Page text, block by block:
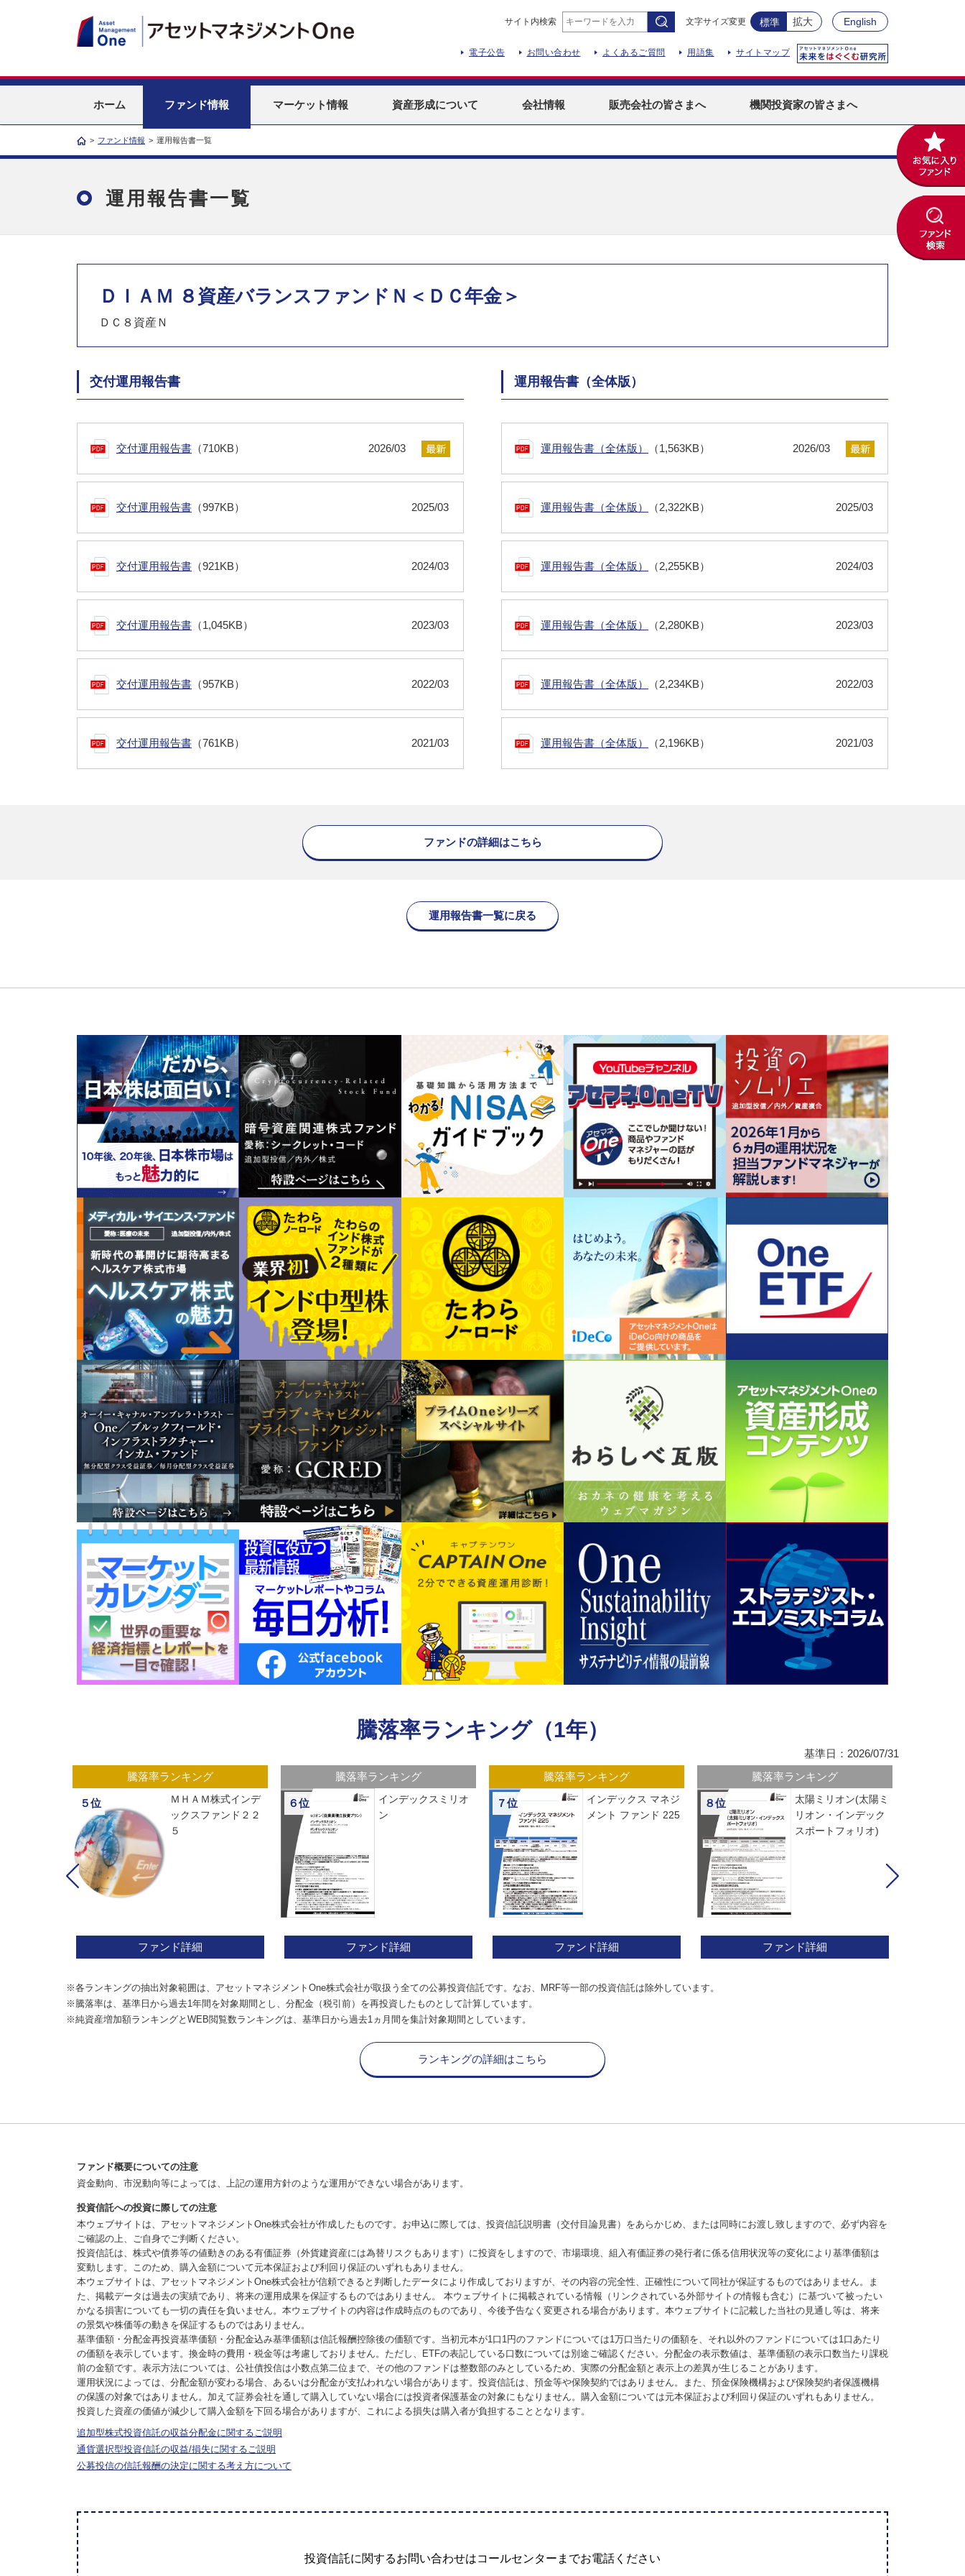
サイト内検索 文字サイズ変更 標準 拡大 English
電子公告 お問い合わせ よくあるご質問 用語集 サイトマップ
ホーム ファンド情報 マーケット情報 資産形成について 会社情報 販売会社の皆さまへ 機関投資家の皆さまへ
> ファンド情報 > 運用報告書一覧
運用報告書一覧
ＤＩＡＭ ８資産バランスファンドＮ＜ＤＣ年金＞
ＤＣ８資産Ｎ
交付運用報告書
交付運用報告書 （710KB） 2026/03
交付運用報告書 （997KB） 2025/03
交付運用報告書 （921KB） 2024/03
交付運用報告書 （1,045KB） 2023/03
交付運用報告書 （957KB） 2022/03
交付運用報告書 （761KB） 2021/03
運用報告書（全体版）
運用報告書（全体版） （1,563KB） 2026/03
運用報告書（全体版） （2,322KB） 2025/03
運用報告書（全体版） （2,255KB） 2024/03
運用報告書（全体版） （2,280KB） 2023/03
運用報告書（全体版） （2,234KB） 2022/03
運用報告書（全体版） （2,196KB） 2021/03
ファンドの詳細はこちら
運用報告書一覧に戻る
騰落率ランキング（1年）
基準日：2026/07/31
騰落率ランキング
５位
ＭＨＡＭ株式インデ
ックスファンド２２
５
ファンド詳細
騰落率ランキング
６位
インデックスミリオ
ン
ファンド詳細
騰落率ランキング
７位
インデックス マネジ
メント ファンド 225
ファンド詳細
騰落率ランキング
８位
太陽ミリオン(太陽ミ
リオン・インデック
スポートフォリオ)
ファンド詳細
※各ランキングの抽出対象範囲は、アセットマネジメントOne株式会社が取扱う全ての公募投資信託です。なお、MRF等一部の投資信託は除外しています。
※騰落率は、基準日から過去1年間を対象期間とし、分配金（税引前）を再投資したものとして計算しています。
※純資産増加額ランキングとWEB閲覧数ランキングは、基準日から過去1ヵ月間を集計対象期間としています。
ランキングの詳細はこちら
ファンド概要についての注意
資金動向、市況動向等によっては、上記の運用方針のような運用ができない場合があります。
投資信託への投資に際しての注意
本ウェブサイトは、アセットマネジメントOne株式会社が作成したものです。お申込に際しては、投資信託説明書（交付目論見書）をあらかじめ、または同時にお渡し致しますので、必ず内容を
ご確認の上、ご自身でご判断ください。
投資信託は、株式や債券等の値動きのある有価証券（外貨建資産には為替リスクもあります）に投資をしますので、市場環境、組入有価証券の発行者に係る信用状況等の変化により基準価額は
変動します。このため、購入金額について元本保証および利回り保証のいずれもありません。
本ウェブサイトは、アセットマネジメントOne株式会社が信頼できると判断したデータにより作成しておりますが、その内容の完全性、正確性について同社が保証するものではありません。ま
た、掲載データは過去の実績であり、将来の運用成果を保証するものではありません。 本ウェブサイトに掲載されている情報（リンクされている外部サイトの情報も含む）に基づいて被ったい
かなる損害についても一切の責任を負いません。本ウェブサイトの内容は作成時点のものであり、今後予告なく変更される場合があります。本ウェブサイトに記載した当社の見通し等は、将来
の景気や株価等の動きを保証するものではありません。
基準価額・分配金再投資基準価額・分配金込み基準価額は信託報酬控除後の価額です。当初元本が1口1円のファンドについては1万口当たりの価額を、それ以外のファンドについては1口あたり
の価額を表示しています。換金時の費用・税金等は考慮しておりません。ただし、ETFの表記している口数については別途ご確認ください。分配金の表示数値は、基準価額の表示口数当たり課税
前の金額です。表示方法については、公社債投信は小数点第二位まで、その他のファンドは整数部のみとしているため、実際の分配金額と表示上の差異が生じることがあります。
運用状況によっては、分配金額が変わる場合、あるいは分配金が支払われない場合があります。投資信託は、預金等や保険契約ではありません。また、預金保険機構および保険契約者保護機構
の保護の対象ではありません。加えて証券会社を通して購入していない場合には投資者保護基金の対象にもなりません。購入金額については元本保証および利回り保証のいずれもありません。
投資した資産の価値が減少して購入金額を下回る場合がありますが、これによる損失は購入者が負担することとなります。
追加型株式投資信託の収益分配金に関するご説明
通貨選択型投資信託の収益/損失に関するご説明
公募投信の信託報酬の決定に関する考え方について
投資信託に関するお問い合わせはコールセンターまでお電話ください